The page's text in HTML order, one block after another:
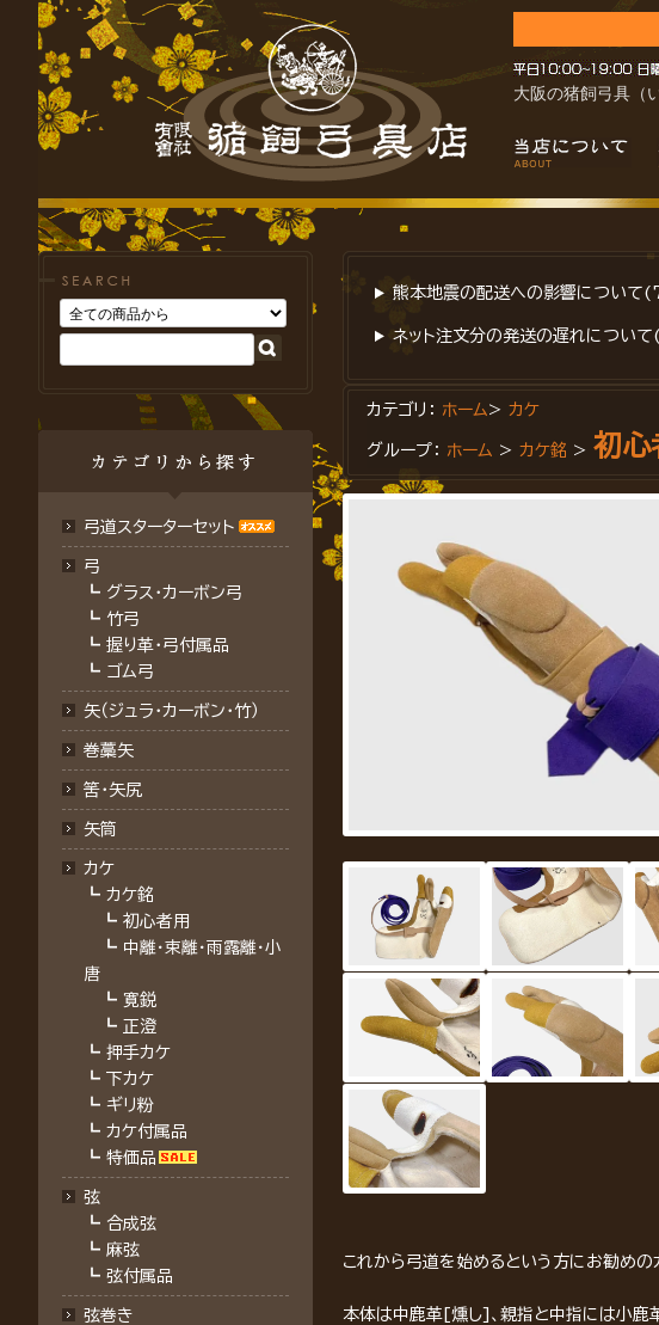
大阪の猪飼弓具（
弓道スターターセット
弓
┗ グラス・カーボン弓
┗ 竹弓
┗ 握り革・弓付属品
┗ ゴム弓
矢（ジュラ･カーボン･竹）
巻藁矢
筈･矢尻
矢筒
カケ
┗ カケ銘
┗ 初心者用
┗ 中離・束離・雨露離・小
唐
┗ 寛鋭
┗ 正澄
┗ 押手カケ
┗
下カケ
┗ ギリ粉
┗ カケ付属品
┗ 特価品
弦
┗ 合成弦
┗ 麻弦
┗ 弦付属品
弦巻き
熊本地震の配送への影響につい
ネット注文分の発送の遅れについ
カテゴリ： ホーム> カケ
グループ： ホーム > カケ銘 > 初心
これから弓道を始めるという方にお勧めのカ
本体は中鹿革[燻し]、親指と中指には小